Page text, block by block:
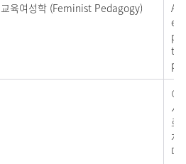
교육여성학 (Feminist Pedagogy)
이
서
로
차
다.